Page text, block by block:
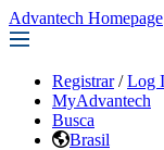
Advantech Homepage
Registrar / Log
MyAdvantech
Busca
Brasil